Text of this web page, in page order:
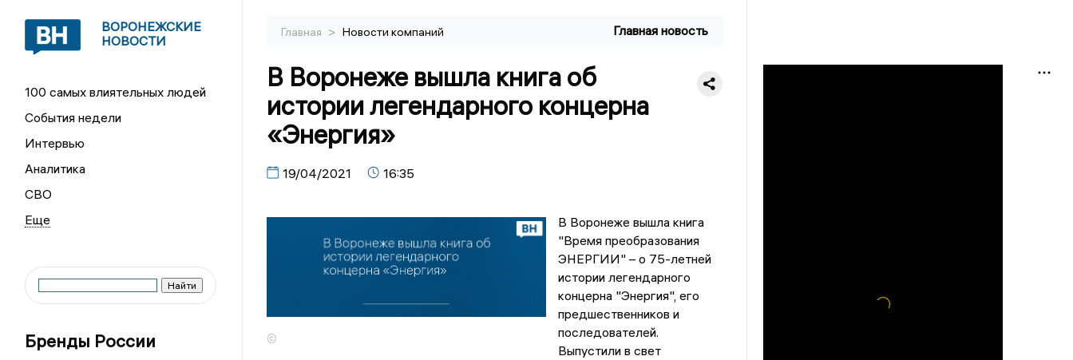
ВОРОНЕЖСКИЕ
НОВОСТИ
100 самых влиятельных людей
События недели
Интервью
Аналитика
СВО
Бренды России
Главная > Новости компаний Главная новость
В Воронеже вышла книга об
истории легендарного концерна
«Энергия»
19/04/2021 16:35
©
В Воронеже вышла книга
"Время преобразования
ЭНЕРГИИ" – о 75-летней
истории легендарного
концерна "Энергия", его
предшественников и
последователей.
Выпустили в свет